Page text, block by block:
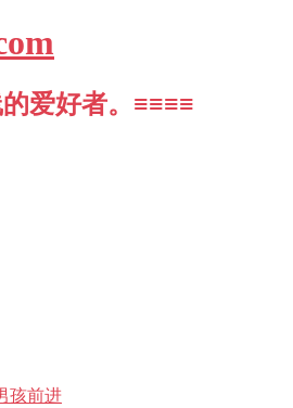
爱好者。≡≡≡≡
孩前进